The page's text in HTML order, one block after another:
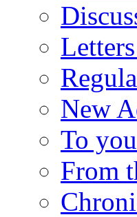
New
To
From